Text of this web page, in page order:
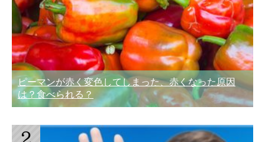
ピーマンが赤く変色してしまった、赤くなった原因
は？食べられる？